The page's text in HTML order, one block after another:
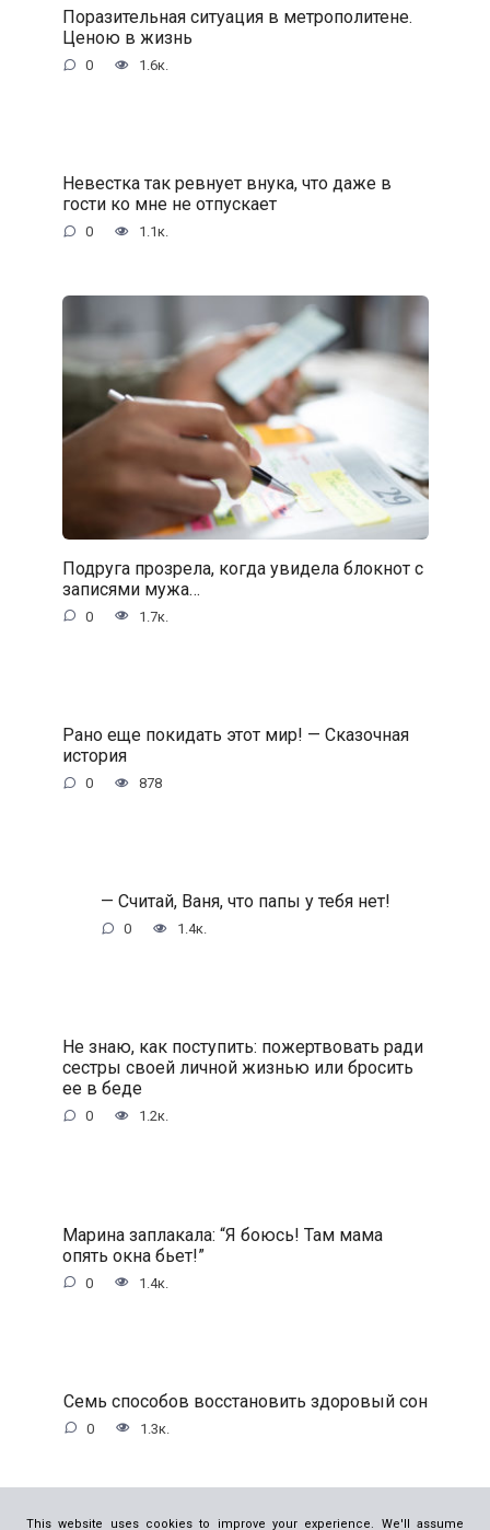
Поразительная ситуация в метрополитене.
Ценою в жизнь
0 1.6к.
Невестка так ревнует внука, что даже в
гости ко мне не отпускает
0 1.1к.
Подруга прозрела, когда увидела блокнот с
записями мужа…
0 1.7к.
Рано еще покидать этот мир! — Сказочная
история
0 878
— Считай, Ваня, что папы у тебя нет!
0 1.4к.
Не знаю, как поступить: пожертвовать ради
сестры своей личной жизнью или бросить
ее в беде
0 1.2к.
Марина заплакала: “Я боюсь! Там мама
опять окна бьет!”
0 1.4к.
Семь способов восстановить здоровый сон
0 1.3к.
This website uses cookies to improve your experience. We'll assume